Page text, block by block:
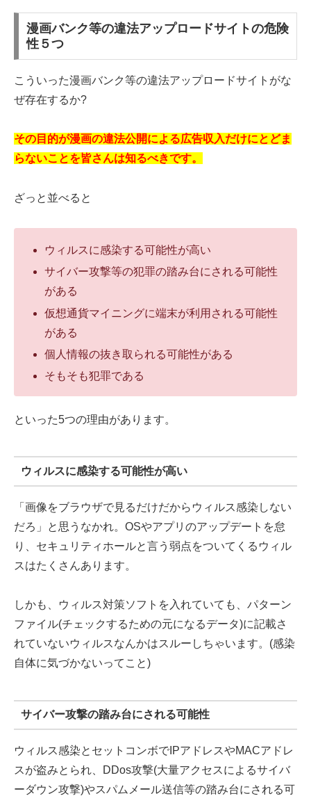
漫画バンク等の違法アップロードサイトの危険
性５つ
こういった漫画バンク等の違法アップロードサイトがな
ぜ存在するか?
その目的が漫画の違法公開による広告収入だけにとどま
らないことを皆さんは知るべきです。
ざっと並べると
ウィルスに感染する可能性が高い
サイバー攻撃等の犯罪の踏み台にされる可能性
がある
仮想通貨マイニングに端末が利用される可能性
がある
個人情報の抜き取られる可能性がある
そもそも犯罪である
といった5つの理由があります。
ウィルスに感染する可能性が高い
「画像をブラウザで見るだけだからウィルス感染しない
だろ」と思うなかれ。OSやアプリのアップデートを怠
り、セキュリティホールと言う弱点をついてくるウィル
スはたくさんあります。
しかも、ウィルス対策ソフトを入れていても、パターン
ファイル(チェックするための元になるデータ)に記載さ
れていないウィルスなんかはスルーしちゃいます。(感染
自体に気づかないってこと)
サイバー攻撃の踏み台にされる可能性
ウィルス感染とセットコンボでIPアドレスやMACアドレ
スが盗みとられ、DDos攻撃(大量アクセスによるサイバ
ーダウン攻撃)やスパムメール送信等の踏み台にされる可